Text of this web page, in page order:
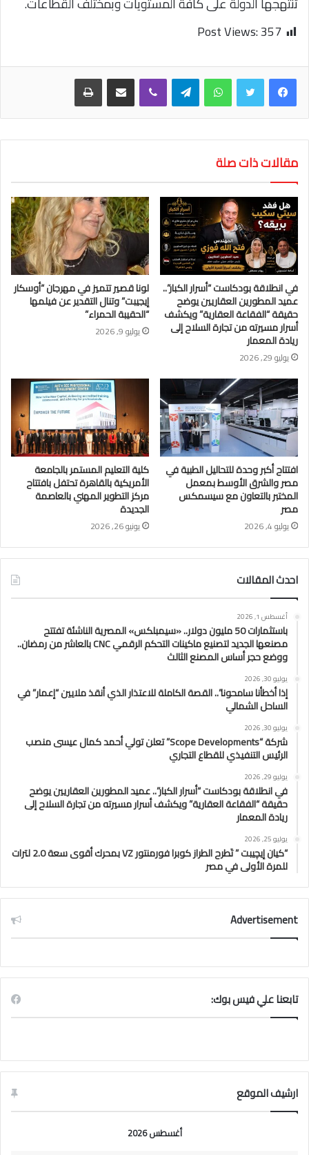
Post Views:357
واتساب تيلقرام
مقالات ذات صلة
في انطلاقة بودكاست “أسرار الكبار”..
عميد المطورين العقاريين يوضح
حقيقة “الفقاعة العقارية” ويكشف
أسرار مسيرته من تجارة السلاح إلى
ريادة المعمار
يوليو 29, 2026
لونا قصير تتميز في مهرجان “أوسكار
إيجيبت” وتنال التقدير عن فيلمها
“الحقيبة الحمراء”
يوليو 9, 2026
افتتاح أكبر وحدة للتحاليل الطبية في
مصر والشرق الأوسط بمعمل
المختبر بالتعاون مع سيسمكس
مصر
يوليو 4, 2026
كلية التعليم المستمر بالجامعة
الأمريكية بالقاهرة تحتفل بافتتاح
مركز التطوير المهني بالعاصمة
الجديدة
يونيو 26, 2026
احدث المقالات
أغسطس 1, 2026
باستثمارات 50 مليون دولار.. «سيمبلكس» المصرية الناشئة تفتتح
مصنعها الجديد لتصنيع ماكينات التحكم الرقمي CNC بالعاشر من رمضان..
ووضع حجر أساس المصنع الثالث
يوليو 30, 2026
إذا أخطأنا سامحونا”.. القصة الكاملة للاعتذار الذي أنقذ ملايين “إعمار” في
الساحل الشمالي
يوليو 30, 2026
شركة “Scope Developments” تعلن تولي أحمد كمال عيسى منصب
الرئيس التنفيذي للقطاع التجاري
يوليو 29, 2026
في انطلاقة بودكاست “أسرار الكبار”.. عميد المطورين العقاريين يوضح
حقيقة “الفقاعة العقارية” ويكشف أسرار مسيرته من تجارة السلاح إلى
ريادة المعمار
يوليو 25, 2026
“كيان إيچيبت ” تَطرح الطراز كوبرا فورمنتور VZ بمحرك أقوى سعة 2.0 لترات
للمرة الأولى في مصر
Advertisement
تابعنا علي فيس بوك:
ارشيف الموقع
أغسطس 2026